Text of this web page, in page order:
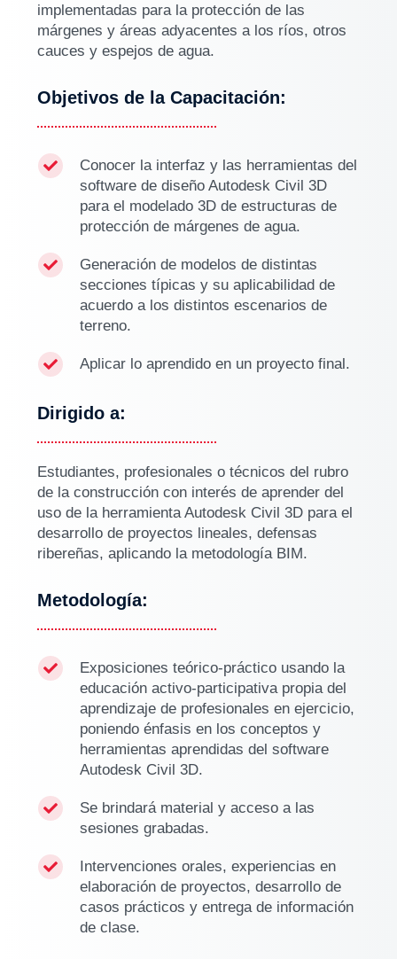
implementadas para la protección de las
márgenes y áreas adyacentes a los ríos, otros
cauces y espejos de agua.
Objetivos de la Capacitación:

Conocer la interfaz y las herramientas del
software de diseño Autodesk Civil 3D
para el modelado 3D de estructuras de
protección de márgenes de agua.

Generación de modelos de distintas
secciones típicas y su aplicabilidad de
acuerdo a los distintos escenarios de
terreno.
 Aplicar lo aprendido en un proyecto final.
Dirigido a:
Estudiantes, profesionales o técnicos del rubro
de la construcción con interés de aprender del
uso de la herramienta Autodesk Civil 3D para el
desarrollo de proyectos lineales, defensas
ribereñas, aplicando la metodología BIM.
Metodología:

Exposiciones teórico-práctico usando la
educación activo-participativa propia del
aprendizaje de profesionales en ejercicio,
poniendo énfasis en los conceptos y
herramientas aprendidas del software
Autodesk Civil 3D.

Se brindará material y acceso a las
sesiones grabadas.

Intervenciones orales, experiencias en
elaboración de proyectos, desarrollo de
casos prácticos y entrega de información
de clase.